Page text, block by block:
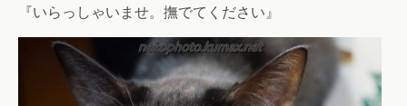
『いらっしゃいませ。撫でてください』